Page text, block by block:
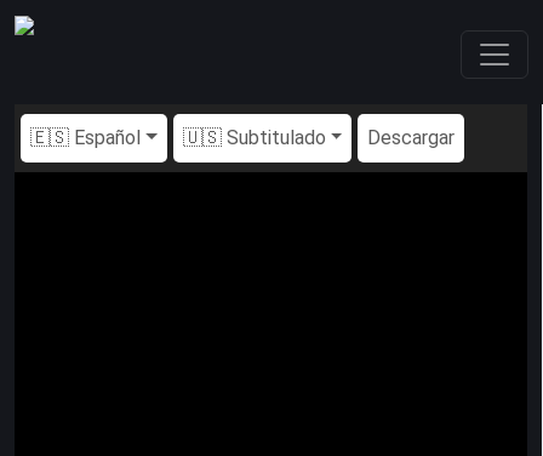
🇪🇸 Español 🇺🇸 Subtitulado Descargar